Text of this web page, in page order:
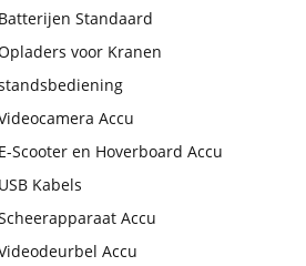
Batterijen Standaard
voor Kranen
Accu
E-Scooter en Hoverboard Accu
USB Kabels
Accu
Accu